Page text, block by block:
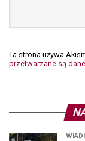
Ta strona używa
przetwarzane są